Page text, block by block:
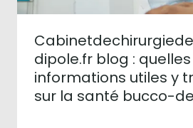
dipole.fr blog : quelles
informations utiles y
sur la santé bucco-